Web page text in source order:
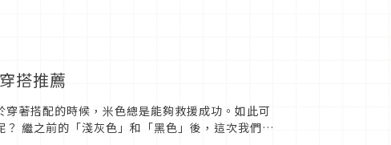
搭推薦
著搭配的時候，米色總是能夠救援成功。如此可
繼之前的「淺灰色」和「黑色」後，這次我們要